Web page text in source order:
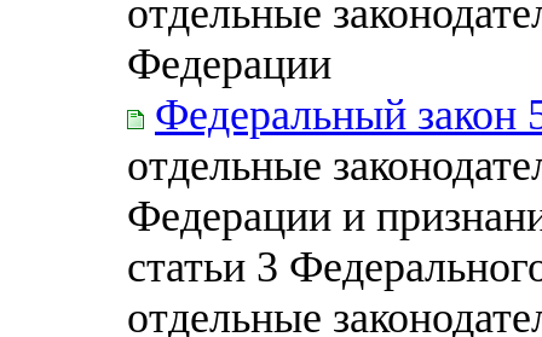
отдельные
Федерации
Федеральный закон
отдельные
Федерации и
статьи 3
отдельные